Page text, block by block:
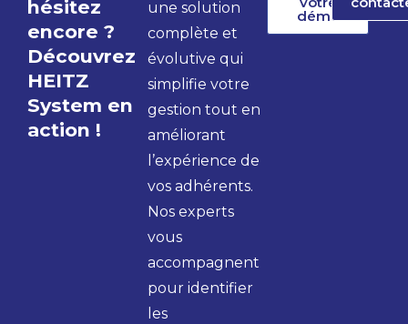
hésitez
encore ?
Découvrez
HEITZ
System en
action !
une solution
complète et
évolutive qui
simplifie votre
gestion tout en
améliorant
l’expérience de
vos adhérents.
Nos experts
vous
accompagnent
pour identifier
les
démo